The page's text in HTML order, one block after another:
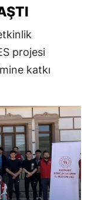
projesi
katkı